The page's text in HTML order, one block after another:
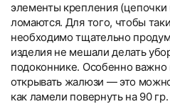
элементы крепления (цепочки
ломаются. Для того, чтобы
необходимо тщательно
изделия не мешали делать
подоконнике. Особенно важно
открывать жалюзи — это
как ламели повернуть на 90